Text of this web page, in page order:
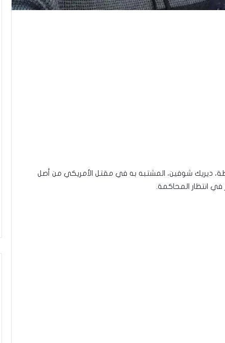
ديريك شوفين، المشتبه به في مقتل الأمريكي من أصل
انتظار المحاكمة.